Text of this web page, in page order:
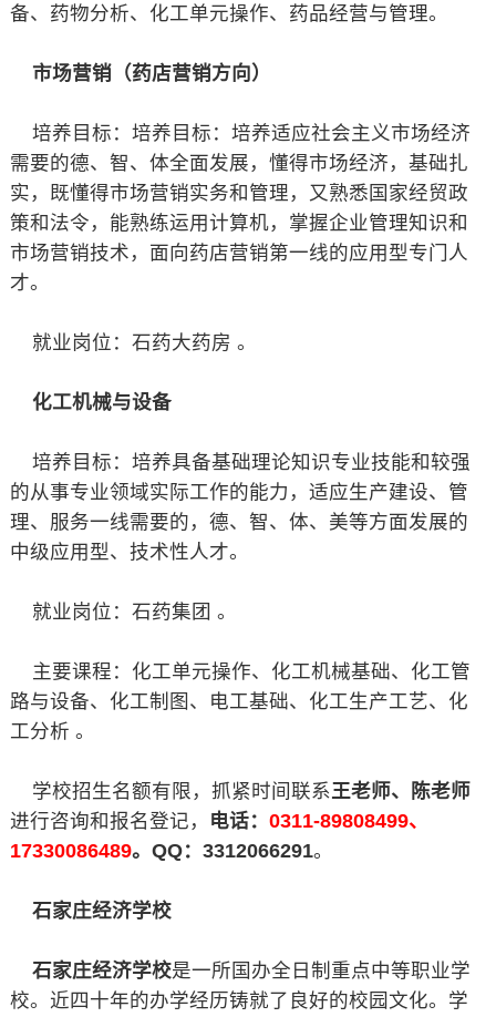
备、药物分析、化工单元操作、药品经营与管理。
市场营销（药店营销方向）
培养目标：培养目标：培养适应社会主义市场经济
需要的德、智、体全面发展，懂得市场经济，基础扎
实，既懂得市场营销实务和管理，又熟悉国家经贸政
策和法令，能熟练运用计算机，掌握企业管理知识和
市场营销技术，面向药店营销第一线的应用型专门人
才。
就业岗位：石药大药房 。
化工机械与设备
培养目标：培养具备基础理论知识专业技能和较强
的从事专业领域实际工作的能力，适应生产建设、管
理、服务一线需要的，德、智、体、美等方面发展的
中级应用型、技术性人才。
就业岗位：石药集团 。
主要课程：化工单元操作、化工机械基础、化工管
路与设备、化工制图、电工基础、化工生产工艺、化
工分析 。
学校招生名额有限，抓紧时间联系王老师、陈老师
进行咨询和报名登记，
电话： 0311-89808499、
17330086489。QQ：3312066291。
石家庄经济学校
石家庄经济学校是一所国办全日制重点中等职业学
校。近四十年的办学经历铸就了良好的校园文化。学